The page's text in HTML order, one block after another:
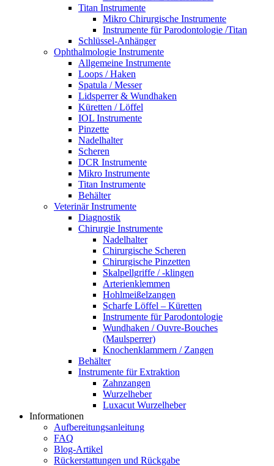
Titan Instrumente
Mikro Chirurgische Instrumente
Instrumente für Parodontologie /Titan
Schlüssel-Anhänger
Ophthalmologie Instrumente
Allgemeine Instrumente
Loops / Haken
Spatula / Messer
Lidsperrer & Wundhaken
Küretten / Löffel
IOL Instrumente
Pinzette
Nadelhalter
Scheren
DCR Instrumente
Mikro Instrumente
Titan Instrumente
Behälter
Veterinär Instrumente
Diagnostik
Chirurgie Instrumente
Nadelhalter
Chirurgische Scheren
Chirurgische Pinzetten
Skalpellgriffe / -klingen
Arterienklemmen
Hohlmeißelzangen
Scharfe Löffel – Küretten
Instrumente für Parodontologie
Wundhaken / Ouvre-Bouches
(Maulsperrer)
Knochenklammern / Zangen
Behälter
Instrumente für Extraktion
Zahnzangen
Wurzelheber
Luxacut Wurzelheber
Informationen
Aufbereitungsanleitung
FAQ
Blog-Artikel
Rückerstattungen und Rückgabe